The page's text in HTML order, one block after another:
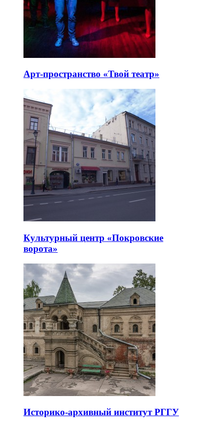
Арт-пространство «Твой театр»
Культурный центр «Покровские
ворота»
Историко-архивный институт РГГУ